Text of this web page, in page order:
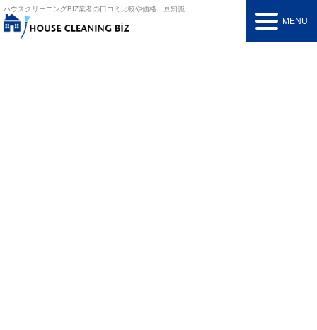
ハウスクリーニングBIZ業者の口コミ比較や価格、豆知識
MENU